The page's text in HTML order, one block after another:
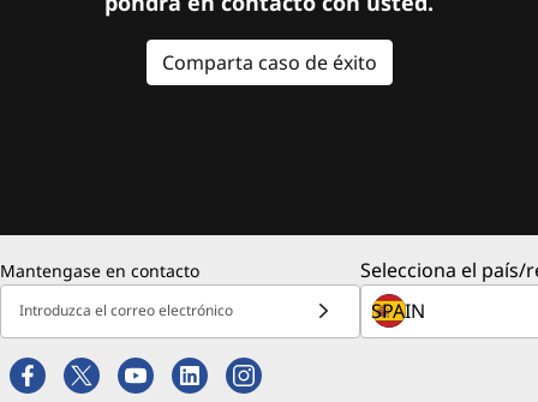
Comparta caso de éxito
Mantengase en contacto
Introduzca el correo electrónico
Selecciona el país/